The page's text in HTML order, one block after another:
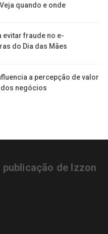
quando e onde
evitar fraude no e-
do Dia das Mães
a percepção de valor
negócios
de Izzon